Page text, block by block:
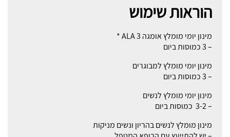
הוראות שימוש
מינון יומי מומלץ אומגה 3 ALA *
– 3 כמוסות ביום
מינון יומי מומלץ למבוגרים
– 3 כמוסות ביום
מינון יומי מומלץ לנשים
– 3-2 כמוסות ביום
מינון מומלץ לנשים בהריון ונשים מניקות